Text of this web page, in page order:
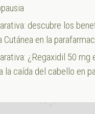
descubre los
Cutánea en la
¿Regaxidil 50 mg
la caída del cabello en